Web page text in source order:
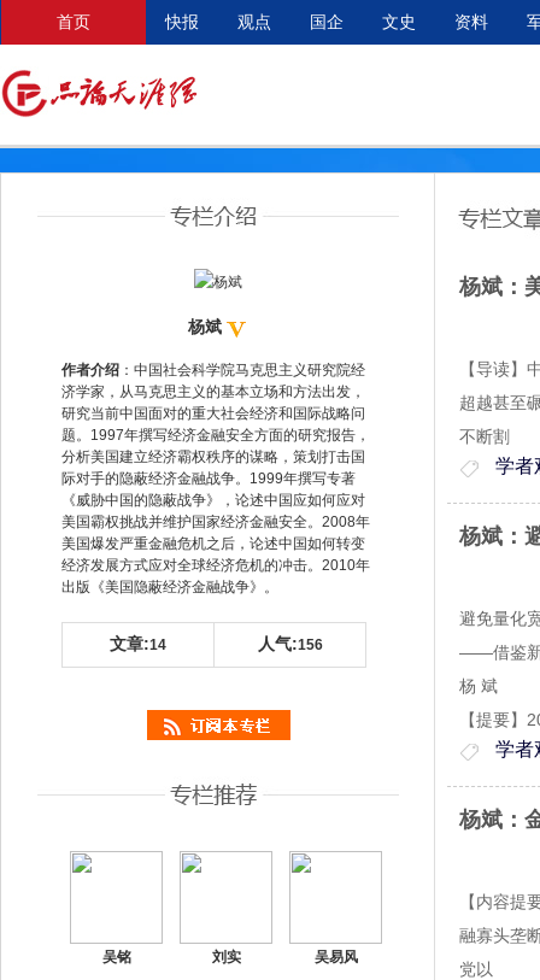
首页 快报 观点 国企 文史 资料
杨斌
作者介绍 ：中国社会科学院马克思主义研究院经
济学家，从马克思主义的基本立场和方法出发，
研究当前中国面对的重大社会经济和国际战略问
题。1997年撰写经济金融安全方面的研究报告，
分析美国建立经济霸权秩序的谋略，策划打击国
际对手的隐蔽经济金融战争。1999年撰写专著
《威胁中国的隐蔽战争》，论述中国应如何应对
美国霸权挑战并维护国家经济金融安全。2008年
美国爆发严重金融危机之后，论述中国如何转变
经济发展方式应对全球经济危机的冲击。2010年
出版《美国隐蔽经济金融战争》。
文章:14 人气:156
吴铭 刘实 吴易风
杨斌：
【导读】
超越甚至
不断割
学者
杨斌：
避免量化
——借鉴新
杨 斌
【提要】
学者
杨斌：
【内容提
融寡头垄
党以